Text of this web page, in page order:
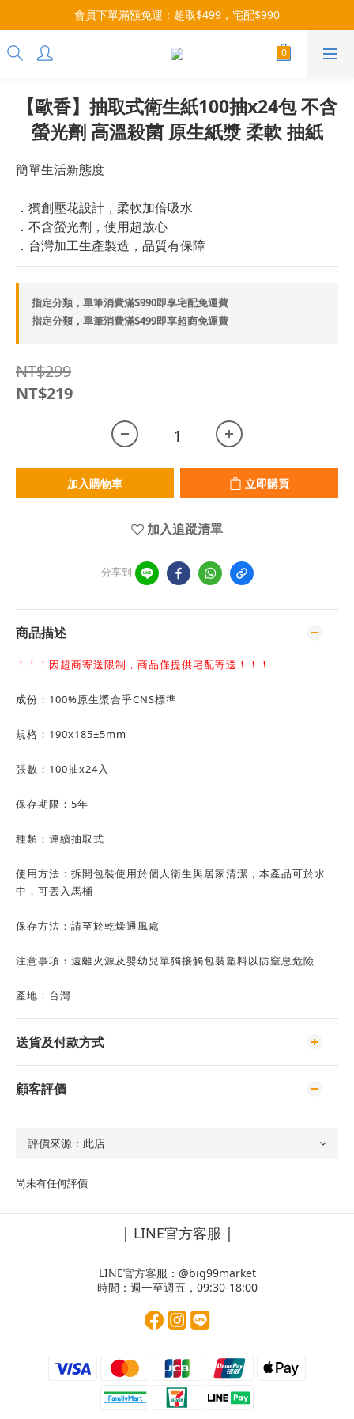
每月9號會員日，消費點數3倍送！把握機會，趕緊下單！
會員下單滿額免運：超取$499，宅配$990
07/28-08/31 爸氣一擊・限時開搶
【歐香】抽取式衛生紙100抽x24包 不含
螢光劑 高溫殺菌 原生紙漿 柔軟 抽紙
簡單生活新態度
．獨創壓花設計，柔軟加倍吸水
．不含螢光劑，使用超放心
．台灣加工生產製造，品質有保障
指定分類，單筆消費滿$990即享宅配免運費
指定分類，單筆消費滿$499即享超商免運費
NT$299
NT$219
加入購物車 立即購買
加入追蹤清單
分享到
商品描述
！！！因超商寄送限制，商品僅提供宅配寄送！！！
成份：100%原生漿合乎CNS標準
規格：190x185±5mm
張數：100抽x24入
保存期限：5年
種類：連續抽取式
使用方法：拆開包裝使用於個人衛生與居家清潔，本產品可於水
中，可丟入馬桶
保存方法：請至於乾燥通風處
注意事項：遠離火源及嬰幼兒單獨接觸包裝塑料以防窒息危險
產地：台灣
送貨及付款方式
顧客評價
尚未有任何評價
| LINE官方客服 |
LINE官方客服： @big99market
時間：週一至週五，09:30-18:00